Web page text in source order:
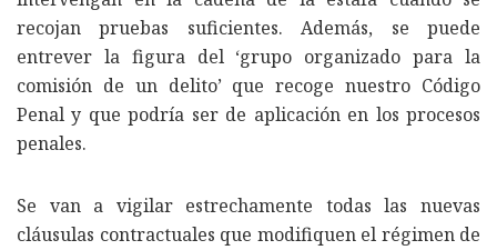
recojan pruebas suficientes. Además, se puede
entrever la figura del ‘grupo organizado para la
comisión de un delito’ que recoge nuestro Código
Penal y que podría ser de aplicación en los procesos
penales.
Se van a vigilar estrechamente todas las nuevas
cláusulas contractuales que modifiquen el régimen de